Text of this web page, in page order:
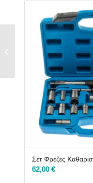
Σετ Φρέζες
62,00 €
Κιτ Χρονισμού VAG 1.2
– 2.0 TDI